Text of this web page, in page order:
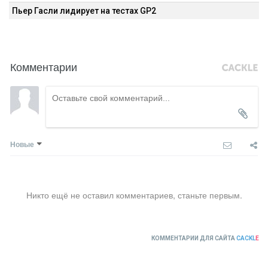
Пьер Гасли лидирует на тестах GP2
Комментарии
Новые
Никто ещё не оставил комментариев, станьте первым.
КОММЕНТАРИИ ДЛЯ САЙТА CACKLE